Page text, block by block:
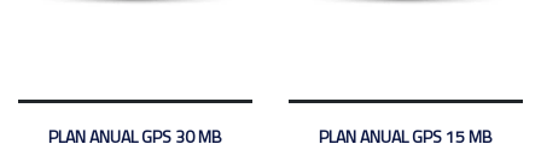
PLAN ANUAL GPS 30 MB
PLAN ANUAL GPS 15 MB